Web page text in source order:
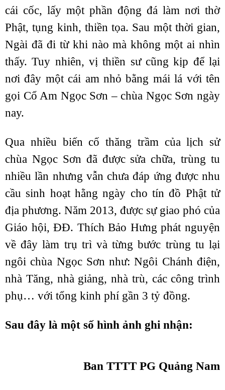
cái cốc, lấy một phần động đá làm nơi thờ
Phật, tụng kinh, thiền tọa. Sau một thời gian,
Ngài đã đi từ khi nào mà không một ai nhìn
thấy. Tuy nhiên, vị thiền sư cũng kịp để lại
nơi đây một cái am nhỏ bằng mái lá với tên
gọi Cổ Am Ngọc Sơn – chùa Ngọc Sơn ngày
nay.
Qua nhiều biến cố thăng trầm của lịch sử
chùa Ngọc Sơn đã được sửa chữa, trùng tu
nhiều lần nhưng vẫn chưa đáp ứng được nhu
cầu sinh hoạt hằng ngày cho tín đồ Phật tử
địa phương. Năm 2013, được sự giao phó của
Giáo hội, ĐĐ. Thích Bảo Hưng phát nguyện
về đây làm trụ trì và từng bước trùng tu lại
ngôi chùa Ngọc Sơn như: Ngôi Chánh điện,
nhà Tăng, nhà giảng, nhà trù, các công trình
phụ… với tổng kinh phí gần 3 tỷ đồng.
Sau đây là một số hình ảnh ghi nhận:
Ban TTTT PG Quảng Nam